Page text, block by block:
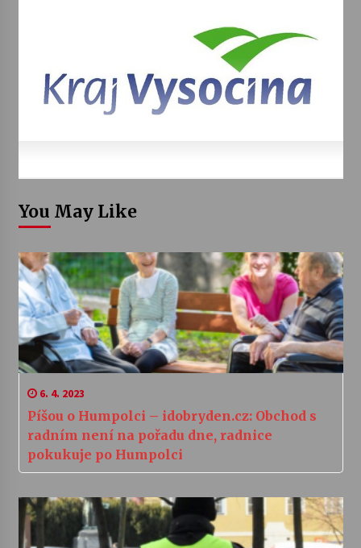
You May Like
6. 4. 2023
Píšou o Humpolci – idobryden.cz: Obchod s
radním není na pořadu dne, radnice
pokukuje po Humpolci